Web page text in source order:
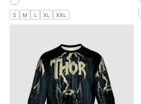
S M L XL XXL